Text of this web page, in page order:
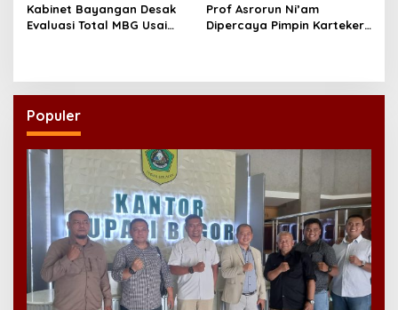
Kabinet Bayangan Desak
Evaluasi Total MBG Usai
Prof Asrorun Ni’am
Dipercaya Pimpin Karteker
Populer